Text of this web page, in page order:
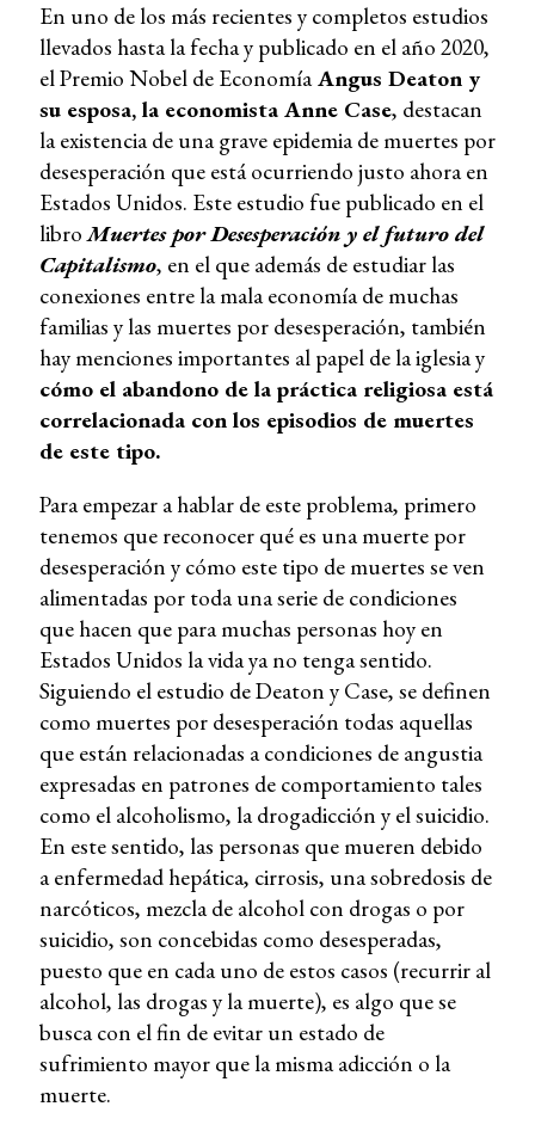
En uno de los más recientes y completos estudios
llevados hasta la fecha y publicado en el año 2020,
el Premio Nobel de EconomíaAngus Deaton y
su esposa, la economista Anne Case, destacan
la existencia de una grave epidemia de muertes por
desesperación que está ocurriendo justo ahora en
Estados Unidos. Este estudio fue publicado en el
libroMuertes por Desesperación y el futuro del
Capitalismo, en el que además de estudiar las
conexiones entre la mala economía de muchas
familias y las muertes por desesperación, también
hay menciones importantes al papel de la iglesia y
cómo el abandono de la práctica religiosa está
correlacionada con los episodios de muertes
de este tipo.
Para empezar a hablar de este problema, primero
tenemos que reconocer qué es una muerte por
desesperación y cómo este tipo de muertes se ven
alimentadas por toda una serie de condiciones
que hacen que para muchas personas hoy en
Estados Unidos la vida ya no tenga sentido.
Siguiendo el estudio de Deaton y Case, se definen
como muertes por desesperación todas aquellas
que están relacionadas a condiciones de angustia
expresadas en patrones de comportamiento tales
como el alcoholismo, la drogadicción y el suicidio.
En este sentido, las personas que mueren debido
a enfermedad hepática, cirrosis, una sobredosis de
narcóticos, mezcla de alcohol con drogas o por
suicidio, son concebidas como desesperadas,
puesto que en cada uno de estos casos (recurrir al
alcohol, las drogas y la muerte), es algo que se
busca con el fin de evitar un estado de
sufrimiento mayor que la misma adicción o la
muerte.